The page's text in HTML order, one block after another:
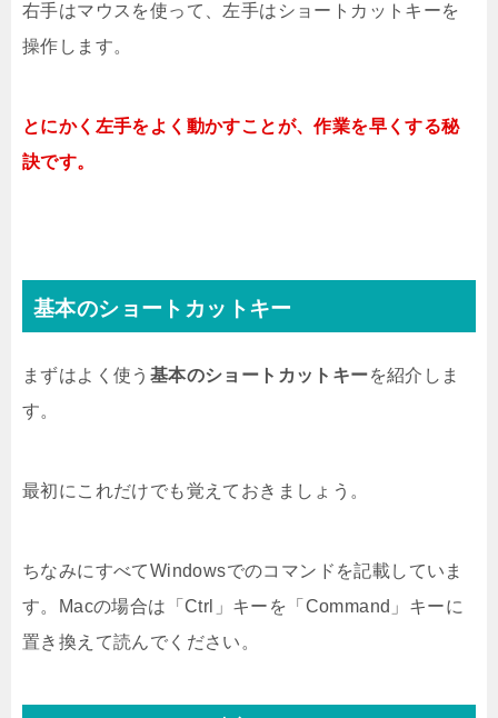
右手はマウスを使って、左手はショートカットキーを
操作します。
とにかく左手をよく動かすことが、作業を早くする秘
訣です。
基本のショートカットキー
まずはよく使う 基本のショートカットキーを紹介しま
す。
最初にこれだけでも覚えておきましょう。
ちなみにすべてWindowsでのコマンドを記載していま
す。Macの場合は「Ctrl」キーを「Command」キーに
置き換えて読んでください。